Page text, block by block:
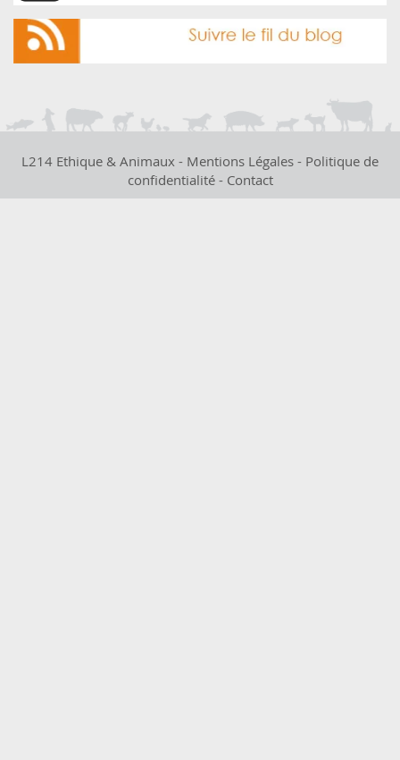
L214 Ethique & Animaux - Mentions Légales - Politique de
confidentialité- Contact